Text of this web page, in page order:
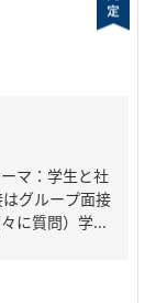
マ：学生と社
グループ面接
に質問）学...